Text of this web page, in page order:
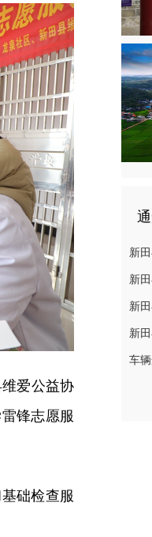
fullscreen
爱公益协
锋志愿服
础检查服
新
车